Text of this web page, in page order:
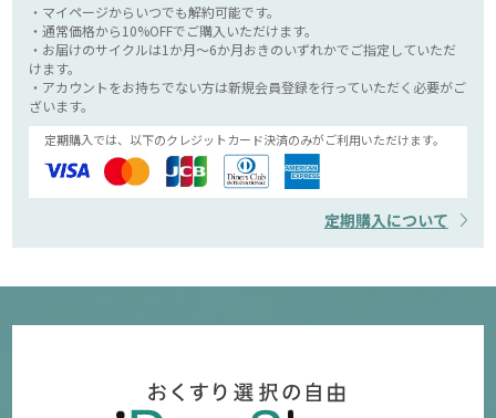
・マイページからいつでも解約可能です。
・通常価格から10%OFFでご購入いただけます。
・お届けのサイクルは1か月～6か月おきのいずれかでご指定していただ
けます。
・アカウントをお持ちでない方は新規会員登録を行っていただく必要がご
ざいます。
定期購入では、以下のクレジットカード決済のみがご利用いただけます。
定期購入について